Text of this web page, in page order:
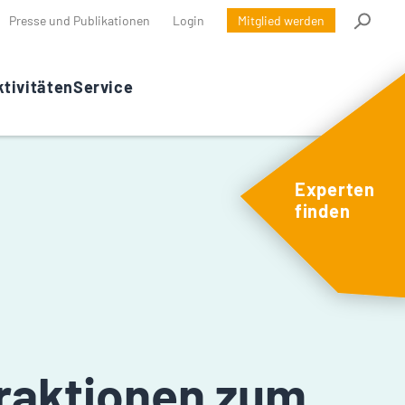
Presse und Publikationen Login Mitglied werden
Service
Experten
finden